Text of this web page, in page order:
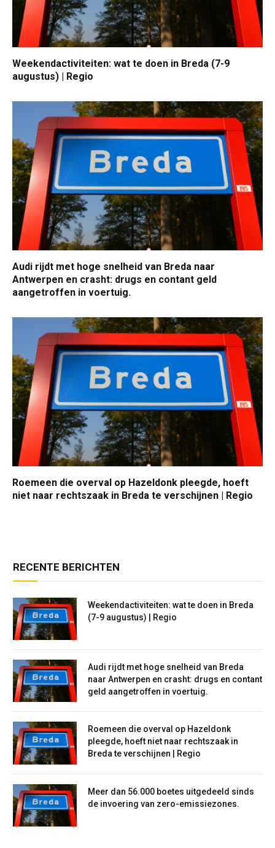
Weekendactiviteiten: wat te doen in Breda (7-9
augustus) | Regio
Audi rijdt met hoge snelheid van Breda naar
Antwerpen en crasht: drugs en contant geld
aangetroffen in voertuig.
Roemeen die overval op Hazeldonk pleegde, hoeft
niet naar rechtszaak in Breda te verschijnen | Regio
RECENTE BERICHTEN
Weekendactiviteiten: wat te doen in Breda
(7-9 augustus) | Regio
Audi rijdt met hoge snelheid van Breda
naar Antwerpen en crasht: drugs en contant
geld aangetroffen in voertuig.
Roemeen die overval op Hazeldonk
pleegde, hoeft niet naar rechtszaak in
Breda te verschijnen | Regio
Meer dan 56.000 boetes uitgedeeld sinds
de invoering van zero-emissiezones.